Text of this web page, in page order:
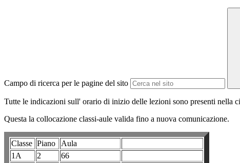
Campo di ricerca per le pagine del sito
Tutte le indicazioni sull' orario di inizio delle lezioni sono presenti nella
Questa la collocazione classi-aule valida fino a nuova comunicazione.
Classe Piano
Aula
1A
2
66